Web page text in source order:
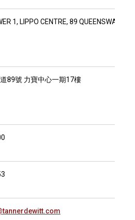
1, LIPPO CENTRE, 89 QUEENSWAY,
89號 力寶中心一期17樓